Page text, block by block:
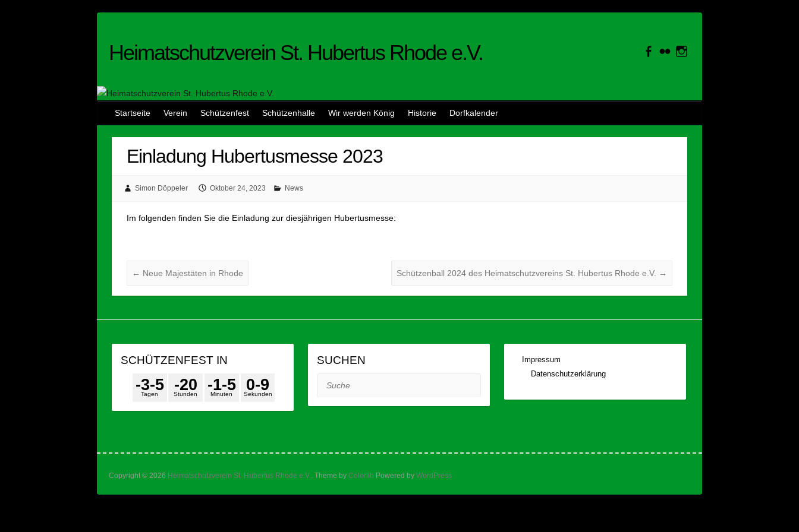
Heimatschutzverein St. Hubertus Rhode e.V.
Startseite Verein Schützenfest Schützenhalle Wir werden König Historie Dorfkalender
Einladung Hubertusmesse 2023
Simon Döppeler Oktober 24, 2023 News
Im folgenden finden Sie die Einladung zur diesjährigen Hubertusmesse:
← Neue Majestäten in Rhode Schützenball 2024 des Heimatschutzvereins St. Hubertus Rhode e.V. →
SCHÜTZENFEST IN
Tagen
-3-5
Stunden
-20
Minuten
-1-5
Sekunden
0-9
SUCHEN
Suche
Impressum
Datenschutzerklärung
Copyright © 2026 Heimatschutzverein St. Hubertus Rhode e.V.. Theme by Colorlib Powered by WordPress